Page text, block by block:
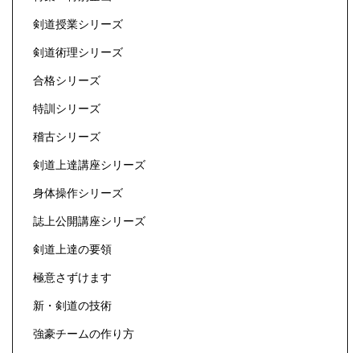
剣道授業シリーズ
剣道術理シリーズ
合格シリーズ
特訓シリーズ
稽古シリーズ
剣道上達講座シリーズ
身体操作シリーズ
誌上公開講座シリーズ
剣道上達の要領
極意さずけます
新・剣道の技術
強豪チームの作り方